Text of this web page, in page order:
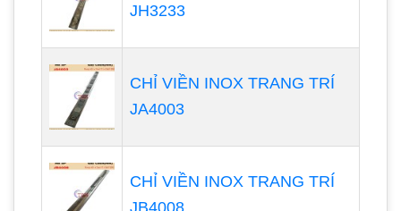
JH3233
CHỈ VIỀN INOX TRANG TRÍ
JA4003
CHỈ VIỀN INOX TRANG TRÍ
JB4008